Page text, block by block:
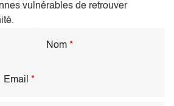
vulnérables de retrouver
Nom *
Email*